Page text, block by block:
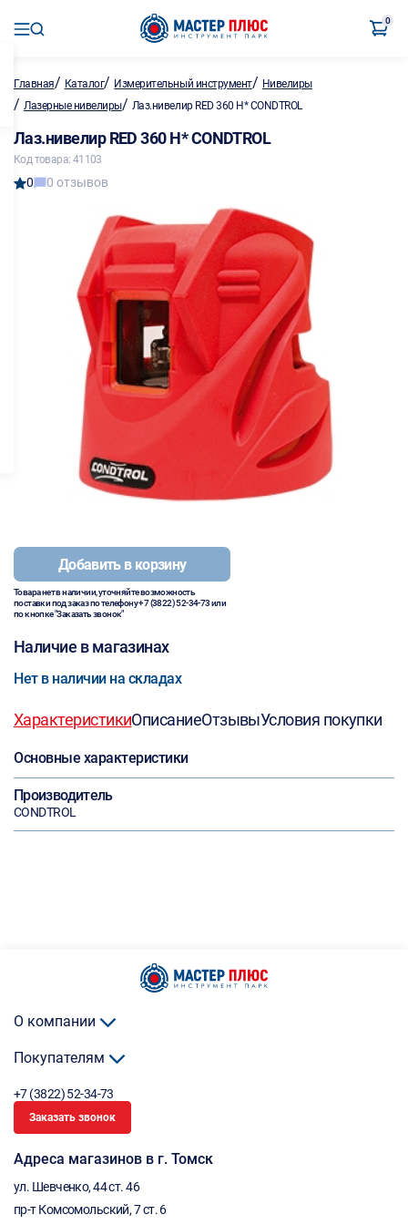
0
Главная/ Каталог/ Измерительный инструмент/ Нивелиры
/ Лазерные нивелиры/ Лаз.нивелир RED 360 Н* CONDTROL
Лаз.нивелир RED 360 Н* CONDTROL
Код товара: 41103
0 0 отзывов
Добавить в корзину
Товара нет в наличии, уточняйте возможность
поставки под заказ по телефону+7 (3822) 52-34-73или
по кнопке "Заказать звонок"
Наличие в магазинах
Нет в наличии на складах
ХарактеристикиОписаниеОтзывыУсловия покупки
Основные характеристики
Производитель
CONDTROL
О компании
Покупателям
+7 (3822) 52-34-73
Заказать звонок
Адреса магазинов в г. Томск
ул. Шевченко, 44 ст. 46
пр-т Комсомольский, 7 ст. 6